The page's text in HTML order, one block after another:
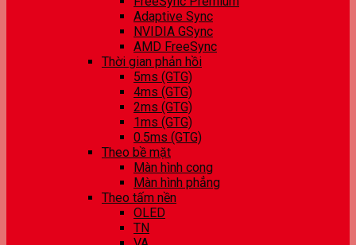
Adaptive Sync
NVIDIA GSync
AMD FreeSync
Thời gian phản hồi
5ms (GTG)
4ms (GTG)
2ms (GTG)
1ms (GTG)
0.5ms (GTG)
Theo bề mặt
Màn hình cong
Màn hình phẳng
Theo tấm nền
OLED
TN